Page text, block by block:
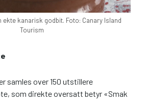
ekte kanarisk godbit. Foto: Canary Island
Tourism
samles over 150 utstillere
som direkte oversatt betyr «Smak